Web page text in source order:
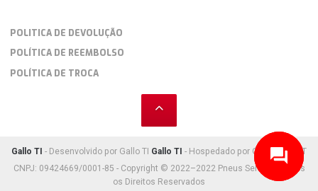
POLITICA DE DEVOLUÇÃO
POLÍTICA DE REEMBOLSO
POLÍTICA DE TROCA
Gallo TI - Desenvolvido por Gallo TI Gallo TI - Hospedado por Gallo TI HOST
CNPJ: 09424669/0001-85 - Copyright © 2022–2022 Pneus Serv Car. Todos
os Direitos Reservados